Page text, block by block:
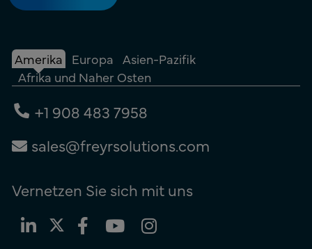
Amerika Europa Asien-Pazifik
Afrika und Naher Osten
+1 908 483 7958
sales@freyrsolutions.com
Vernetzen Sie sich mit uns